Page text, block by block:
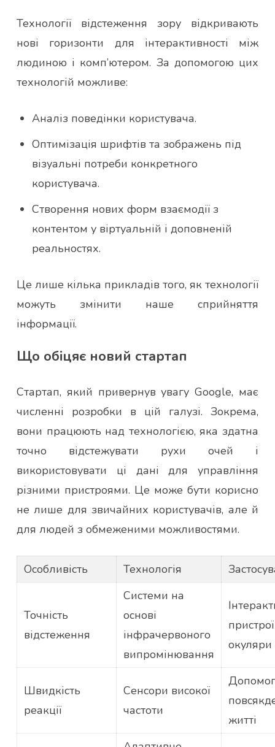
Технології відстеження зору відкривають
нові горизонти для інтерактивності між
людиною і комп’ютером. За допомогою цих
технологій можливе:
Аналіз поведінки користувача.
Оптимізація шрифтів та зображень під
візуальні потреби конкретного
користувача.
Створення нових форм взаємодії з
контентом у віртуальній і доповненій
реальностях.
Це лише кілька прикладів того, як технології
можуть змінити наше сприйняття
інформації.
Що обіцяє новий стартап
Стартап, який привернув увагу Google, має
численні розробки в цій галузі. Зокрема,
вони працюють над технологією, яка здатна
точно відстежувати рухи очей і
використовувати ці дані для управління
різними пристроями. Це може бути корисно
не лише для звичайних користувачів, але й
для людей з обмеженими можливостями.
Особливість Технологія
Точність
відстеження
Системи на
основі
інфрачервоного
випромінювання
окуляри
Швидкість
реакції
Сенсори високої
частоти
житті